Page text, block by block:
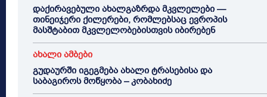
დაქირავებული ახალგაზრდა მკვლელები —
თინეიჯერი ქილერები, რომლებსაც ევროპის
მასშტაბით მკვლელობებისთვის იბირებენ
ახალი ამბები
გუდაურში იგეგმება ახალი ტრასებისა და
საბაგიროს მოწყობა – კობახიძე